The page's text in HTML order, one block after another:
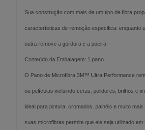
Sua construção com mais de um tipo de fibra
características de remoção especifica: enquanto
outra remove a gordura e a poeira
Conteúdo da Embalagem: 1 pano
O Pano de Microfibra 3M™ Ultra Performance
ou películas incluindo ceras, polidores, brilhos e
ideal para pintura, cromados, painéis e muito
suas microfibras permite que ele seja utilizado em